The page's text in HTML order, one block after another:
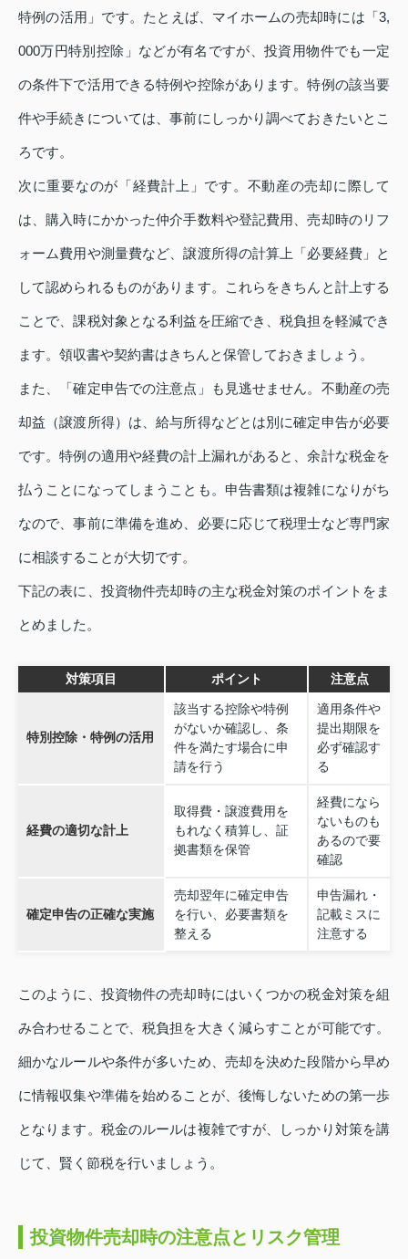
特例の活用」です。たとえば、マイホームの売却時には「3,
000万円特別控除」などが有名ですが、投資用物件でも一定
の条件下で活用できる特例や控除があります。特例の該当要
件や手続きについては、事前にしっかり調べておきたいとこ
ろです。
次に重要なのが「経費計上」です。不動産の売却に際して
は、購入時にかかった仲介手数料や登記費用、売却時のリフ
ォーム費用や測量費など、譲渡所得の計算上「必要経費」と
して認められるものがあります。これらをきちんと計上する
ことで、課税対象となる利益を圧縮でき、税負担を軽減でき
ます。領収書や契約書はきちんと保管しておきましょう。
また、「確定申告での注意点」も見逃せません。不動産の売
却益（譲渡所得）は、給与所得などとは別に確定申告が必要
です。特例の適用や経費の計上漏れがあると、余計な税金を
払うことになってしまうことも。申告書類は複雑になりがち
なので、事前に準備を進め、必要に応じて税理士など専門家
に相談することが大切です。
下記の表に、投資物件売却時の主な税金対策のポイントをま
とめました。
対策項目 ポイント 注意点
特別控除・特例の活用
該当する控除や特例
がないか確認し、条
件を満たす場合に申
請を行う
適用条件や
提出期限を
必ず確認す
る
経費の適切な計上
取得費・譲渡費用を
もれなく積算し、証
拠書類を保管
経費になら
ないものも
あるので要
確認
確定申告の正確な実施
売却翌年に確定申告
を行い、必要書類を
整える
申告漏れ・
記載ミスに
注意する
このように、投資物件の売却時にはいくつかの税金対策を組
み合わせることで、税負担を大きく減らすことが可能です。
細かなルールや条件が多いため、売却を決めた段階から早め
に情報収集や準備を始めることが、後悔しないための第一歩
となります。税金のルールは複雑ですが、しっかり対策を講
じて、賢く節税を行いましょう。
投資物件売却時の注意点とリスク管理